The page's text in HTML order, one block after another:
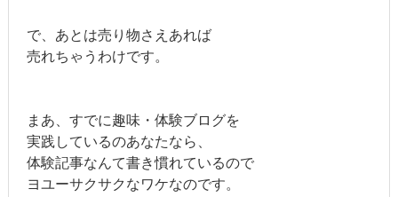
で、あとは売り物さえあれば
売れちゃうわけです。
まあ、すでに趣味・体験ブログを
実践しているのあなたなら、
体験記事なんて書き慣れているので
ヨユーサクサクなワケなのです。